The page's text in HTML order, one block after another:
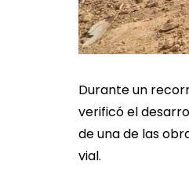
Durante un
verificó el
de una de las
vial.